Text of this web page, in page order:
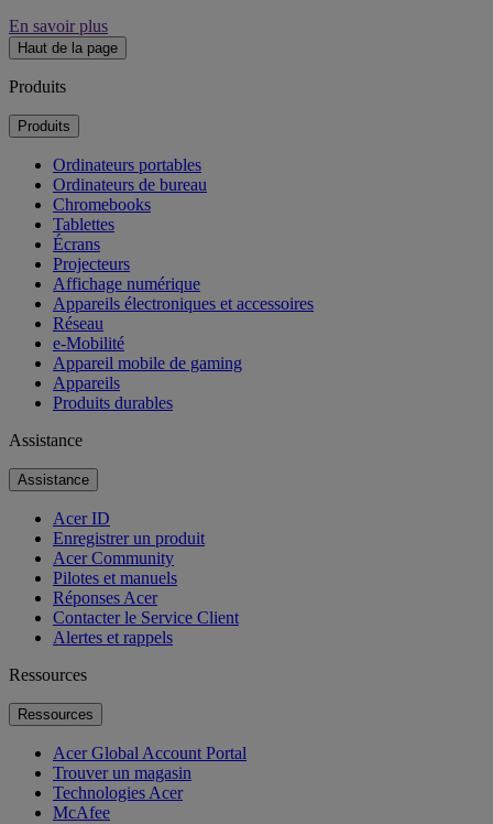
En savoir plus
Haut de la page
Produits
Produits
Ordinateurs portables
Ordinateurs de bureau
Chromebooks
Tablettes
Écrans
Projecteurs
Affichage numérique
Appareils électroniques et accessoires
Réseau
e-Mobilité
Appareil mobile de gaming
Appareils
Produits durables
Assistance
Assistance
Acer ID
Enregistrer un produit
Acer Community
Pilotes et manuels
Réponses Acer
Contacter le Service Client
Alertes et rappels
Ressources
Ressources
Acer Global Account Portal
Trouver un magasin
Technologies Acer
McAfee